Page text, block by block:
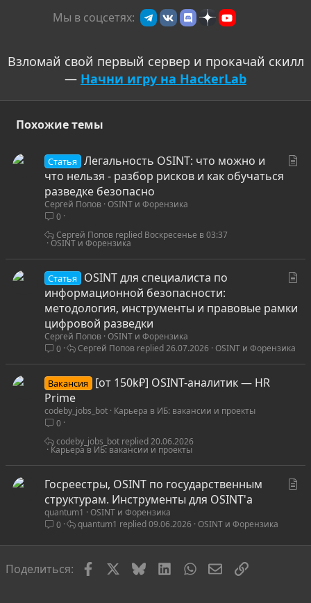
Мы в соцсетях:
Взломай свой первый сервер и прокачай скилл
— Начни игру на HackerLab
Похожие темы
Статья
Легальность OSINT: что можно и
что нельзя - разбор рисков и как обучаться
разведке безопасно
Сергей Попов OSINT и Форензика
0
OSINT и Форензика
Воскресенье в 03:37
Сергей Попов
Статья
OSINT для специалиста по
информационной безопасности:
методология, инструменты и правовые рамки
цифровой разведки
Сергей Попов OSINT и Форензика
0
OSINT и Форензика
26.07.2026
Сергей Попов
Вакансия
[от 150k₽] OSINT-аналитик — HR
Prime
codeby_jobs_bot Карьера в ИБ: вакансии и проекты
0
Карьера в ИБ: вакансии и проекты
20.06.2026
codeby_jobs_bot
ь
Госреестры, OSINT по государственным
структурам. Инструменты для OSINT'а
quantum1
OSINT и Форензика
0
OSINT и Форензика
09.06.2026
quantum1
Поделиться: FacebookBlueskyLinkedInWhatsAppЭлектронная
Ссылка